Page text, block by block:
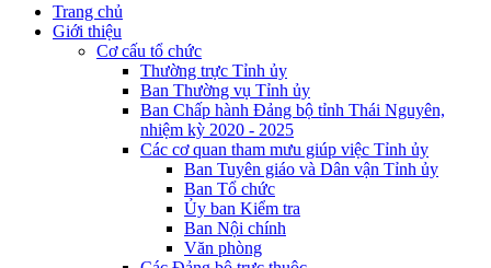
Trang chủ
Giới thiệu
Cơ cấu tổ chức
Thường trực Tỉnh ủy
Ban Thường vụ Tỉnh ủy
Ban Chấp hành Đảng bộ tỉnh Thái Nguyên,
nhiệm kỳ 2020 - 2025
Các cơ quan tham mưu giúp việc Tỉnh ủy
Ban Tuyên giáo và Dân vận Tỉnh ủy
Ban Tổ chức
Ủy ban Kiểm tra
Ban Nội chính
Văn phòng